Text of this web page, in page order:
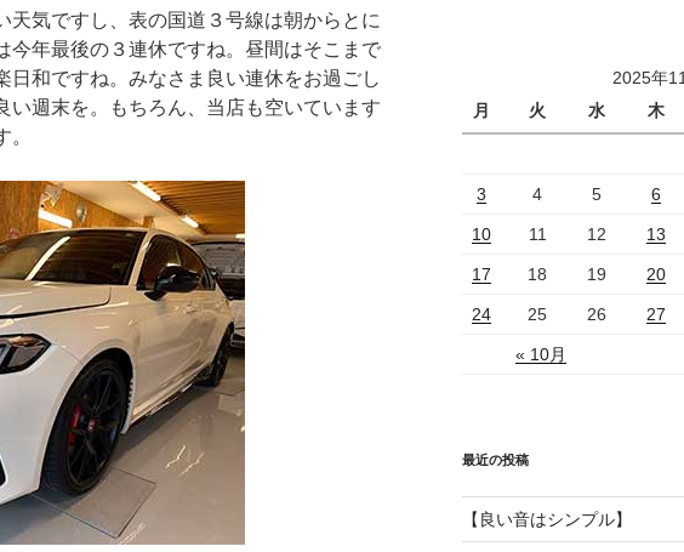
天気ですし、表の国道３号線は朝からとに
今年最後の３連休ですね。昼間はそこまで
日和ですね。みなさま良い連休をお過ごし
い週末を。もちろん、当店も空いています
2025年
月
火 水 木
« 10月
3 4 5 6
10 11 12 13
17 18 19 20
24 25 26 27
最近の投稿
【良い音はシンプル】